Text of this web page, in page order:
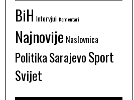
BiH Intervjui Komentari
Najnovije Naslovnica
PolitikaSarajevoSport
Svijet